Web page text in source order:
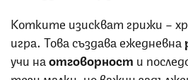
Котките изискват грижи –
игра. Това създава ежедневна
учи наотговорност и